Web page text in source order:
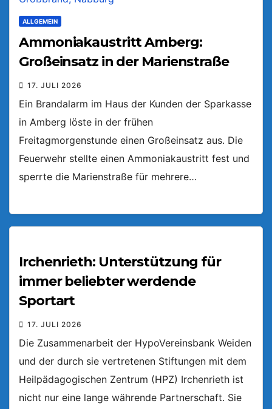
ALLGEMEIN
Ammoniakaustritt Amberg:
Großeinsatz in der Marienstraße
17. JULI 2026
Ein Brandalarm im Haus der Kunden der Sparkasse
in Amberg löste in der frühen
Freitagmorgenstunde einen Großeinsatz aus. Die
Feuerwehr stellte einen Ammoniakaustritt fest und
sperrte die Marienstraße für mehrere…
Irchenrieth: Unterstützung für
immer beliebter werdende
Sportart
17. JULI 2026
Die Zusammenarbeit der HypoVereinsbank Weiden
und der durch sie vertretenen Stiftungen mit dem
Heilpädagogischen Zentrum (HPZ) Irchenrieth ist
nicht nur eine lange währende Partnerschaft. Sie